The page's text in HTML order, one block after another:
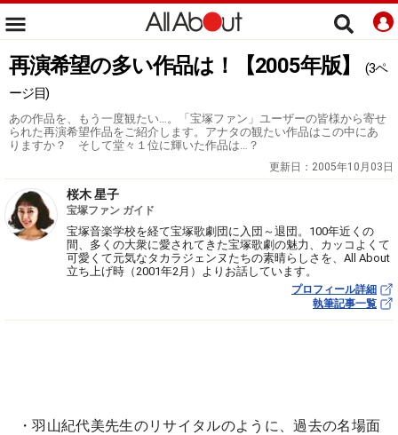
再演希望の多い作品は！【2005年版】
(3ペ
ージ目)
あの作品を、もう一度観たい…。「宝塚ファン」ユーザーの皆様から寄せ
られた再演希望作品をご紹介します。アナタの観たい作品はこの中にあ
りますか？ そして堂々１位に輝いた作品は…？
更新日： 2005年10月03日
桜木 星子
宝塚ファン ガイド
宝塚音楽学校を経て宝塚歌劇団に入団～退団。100年近くの
間、多くの大衆に愛されてきた宝塚歌劇の魅力、カッコよくて
可愛くて元気なタカラジェンヌたちの素晴らしさを、All About
立ち上げ時（2001年2月）よりお話しています。
プロフィール詳細
執筆記事一覧
・羽山紀代美先生のリサイタルのように、過去の名場面